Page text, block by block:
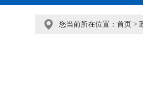
您当前所在位置： 首页 >